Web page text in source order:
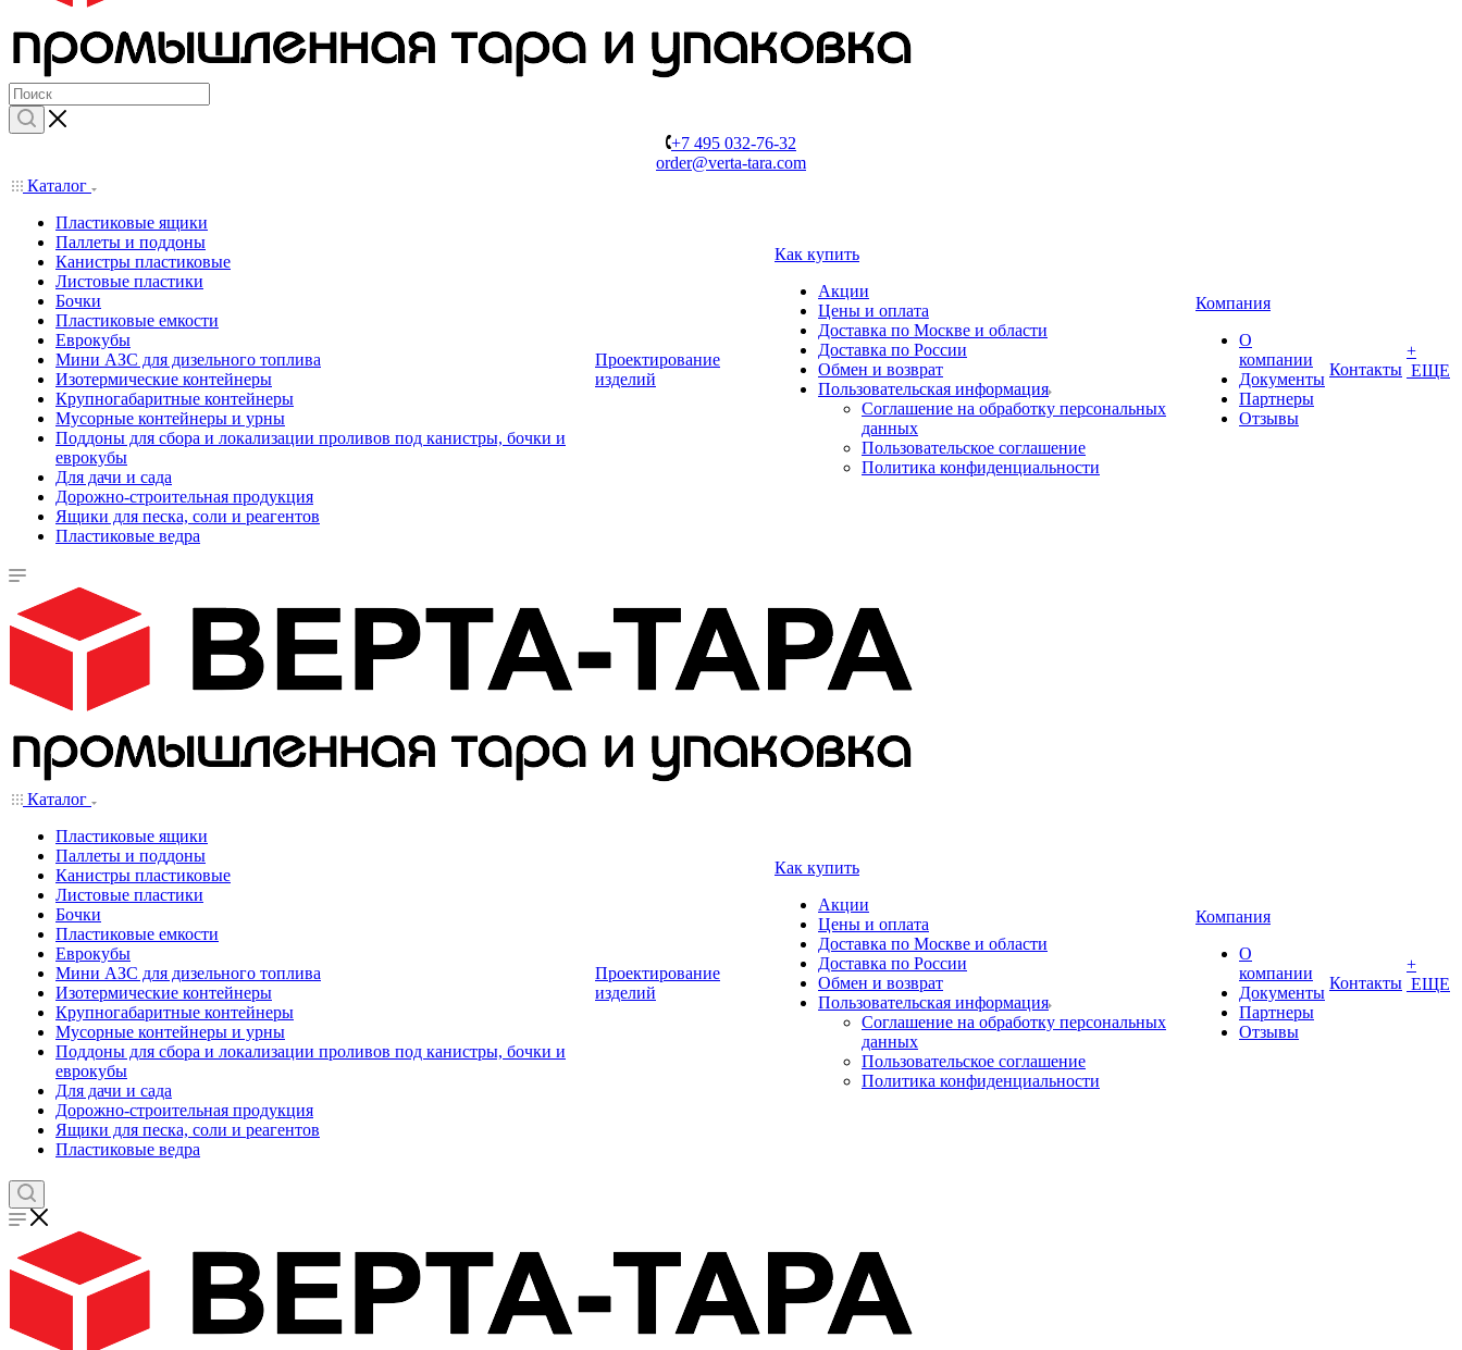
+7 495 032-76-32
order@verta-tara.com
Каталог
Пластиковые ящики
Паллеты и поддоны
Канистры пластиковые
Листовые пластики
Бочки
Пластиковые емкости
Еврокубы
Мини АЗС для дизельного топлива
Изотермические контейнеры
Крупногабаритные контейнеры
Мусорные контейнеры и урны
Поддоны для сбора и локализации проливов под канистры, бочки и
еврокубы
Для дачи и сада
Дорожно-строительная продукция
Ящики для песка, соли и реагентов
Пластиковые ведра
Проектирование
изделий
Как купить
Акции
Цены и оплата
Доставка по Москве и области
Доставка по России
Обмен и возврат
Пользовательская информация
Соглашение на обработку персональных
данных
Пользовательское соглашение
Политика конфиденциальности
Компания
О
компании
Документы
Партнеры
Отзывы
Контакты
+
ЕЩЕ
Каталог
Пластиковые ящики
Паллеты и поддоны
Канистры пластиковые
Листовые пластики
Бочки
Пластиковые емкости
Еврокубы
Мини АЗС для дизельного топлива
Изотермические контейнеры
Крупногабаритные контейнеры
Мусорные контейнеры и урны
Поддоны для сбора и локализации проливов под канистры, бочки и
еврокубы
Для дачи и сада
Дорожно-строительная продукция
Ящики для песка, соли и реагентов
Пластиковые ведра
Проектирование
изделий
Как купить
Акции
Цены и оплата
Доставка по Москве и области
Доставка по России
Обмен и возврат
Пользовательская информация
Соглашение на обработку персональных
данных
Пользовательское соглашение
Политика конфиденциальности
Компания
О
компании
Документы
Партнеры
Отзывы
Контакты
+
ЕЩЕ